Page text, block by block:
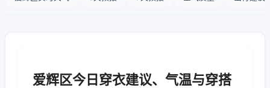
爱辉区今日穿衣建议、气温与穿搭